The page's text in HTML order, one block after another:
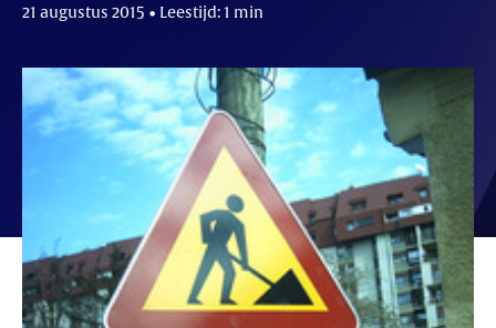
21 augustus 2015 • Leestijd: 1 min